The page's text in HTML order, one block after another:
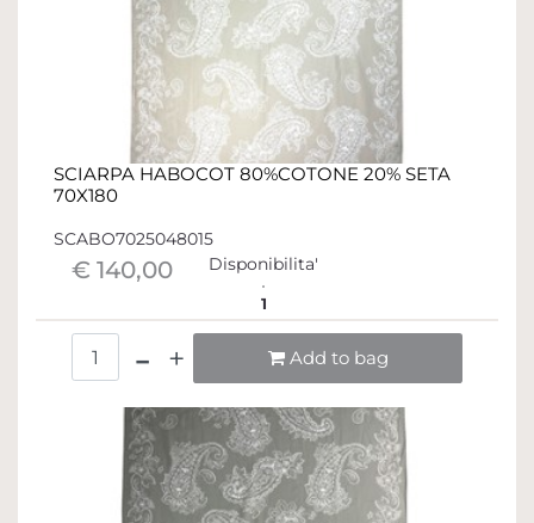
SCIARPA HABOCOT 80%COTONE 20% SETA
70X180
SCABO7025048015
€ 140,00 Disponibilita'
1
Add to bag